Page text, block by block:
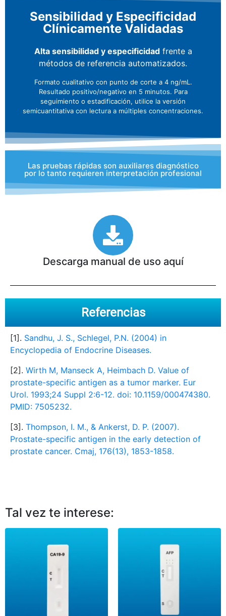
Sensibilidad y Especificidad
Clínicamente Validadas
Alta sensibilidad y especificidadfrente a
métodos de referencia automatizados.
Formato cualitativo con punto de corte a 4 ng/mL.
Resultado positivo/negativo en 5 minutos. Para
seguimiento o estadificación, utilice la versión
semicuantitativa con lectura a múltiples concentraciones.
Las pruebas rápidas son auxiliares diagnóstico
por lo tanto requieren interpretación profesional
Descarga manual de uso aquí
Referencias
[1]. Sandhu, J. S., Schlegel, P.N. (2004) in
Encyclopedia of Endocrine Diseases.
[2]. Wirth M, Manseck A, Heimbach D. Value of
prostate-specific antigen as a tumor marker. Eur
Urol. 1993;24 Suppl 2:6-12. doi: 10.1159/000474380.
PMID: 7505232.
[3]. Thompson, I. M., & Ankerst, D. P. (2007).
Prostate-specific antigen in the early detection of
prostate cancer. Cmaj, 176(13), 1853-1858.
Tal vez te interese: